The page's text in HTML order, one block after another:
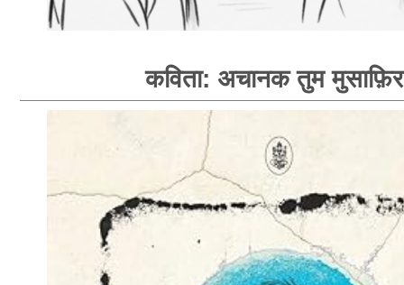
कविता: अचानक तुम मुसाफ़िर